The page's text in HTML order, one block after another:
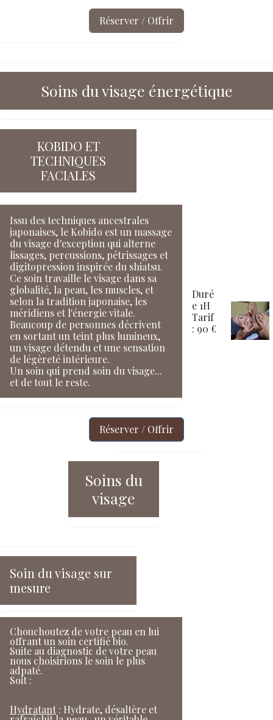
Réserver / Offrir
Soins du visage énergétique
KOBIDO ET
TECHNIQUES
FACIALES
Issu des techniques ancestrales
japonaises, le Kobido est un massage
du visage d'exception qui alterne
lissages, percussions, pétrissages et
digitopression inspirée du shiatsu.
Ce soin travaille le visage dans sa
globalité, la peau, les muscles, et
selon la tradition japonaise, les
méridiens et l'énergie vitale.
Beaucoup de personnes décrivent
en sortant un teint plus lumineux,
un visage détendu et une sensation
de légèreté intérieure.
Un soin qui prend soin du visage...
et de tout le reste.
Duré
e 1H
Tarif
: 90 €
Réserver / Offrir
Soins du
visage
Soin du visage sur
mesure
Chouchoutez de votre peau en lui
offrant un soin certifié bio.
Suite au diagnostic de votre peau
nous choisirions le soin le plus
adpaté.
Soit :
Hydratant : Hydrate, désaltère et